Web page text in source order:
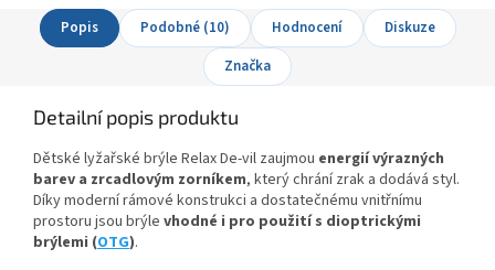
Popis Podobné (10) Hodnocení
Diskuze
Značka
Detailní popis produktu
Dětské lyžařské brýle Relax De-vil zaujmou energií výrazných
barev a zrcadlovým zorníkem, který chrání zrak a dodává styl.
Díky moderní rámové konstrukci a dostatečnému vnitřnímu
prostoru jsou brýle vhodné i pro použití s dioptrickými
brýlemi (OTG).